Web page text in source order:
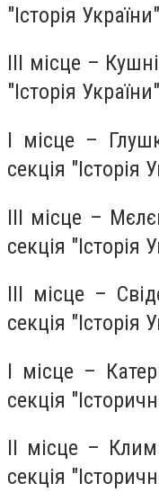
"Історія
ІІІ місце –
"Історія
І місце –
секція "Історія
ІІІ місце –
секція "Історія
ІІІ місце –
секція "Історія
І місце –
секція
ІІ місце –
секція